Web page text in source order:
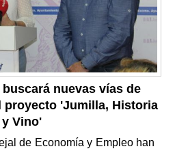
nuevas vías de
proyecto 'Jumilla, Historia
y Vino'
de Economía y Empleo han